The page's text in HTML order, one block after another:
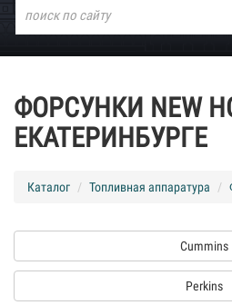
ФОРСУНКИ NEW
ЕКАТЕРИНБУРГЕ
Каталог Топливная аппаратура
Cummins
Perkins